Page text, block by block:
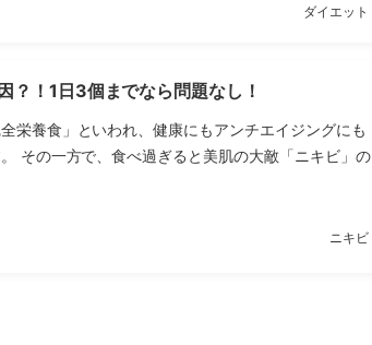
ダイエット
？！1日3個までなら問題なし！
栄養食」といわれ、健康にもアンチエイジングにも
その一方で、食べ過ぎると美肌の大敵「ニキビ」の
ニキビ